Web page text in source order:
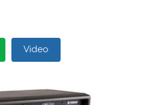
Video